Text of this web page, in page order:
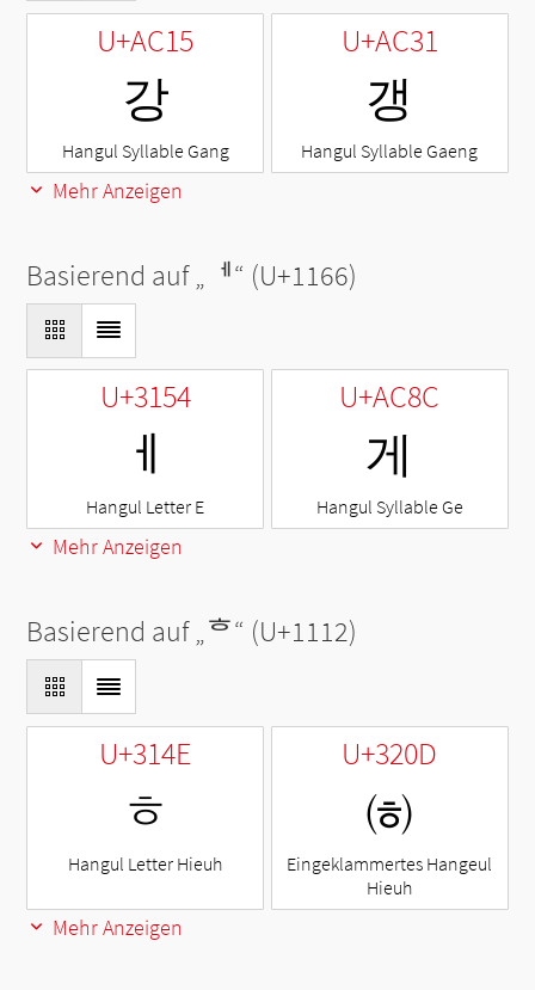
U+AC15
강
Hangul Syllable Gang
U+AC31
갱
Hangul Syllable Gaeng
Mehr Anzeigen
Basierend auf „ ᅦ“ (U+1166)
U+3154
ㅔ
Hangul Letter E
U+AC8C
게
Hangul Syllable Ge
Mehr Anzeigen
Basierend auf „ᄒ“ (U+1112)
U+314E
ㅎ
Hangul Letter Hieuh
U+320D
㈍
Eingeklammertes Hangeul
Hieuh
Mehr Anzeigen